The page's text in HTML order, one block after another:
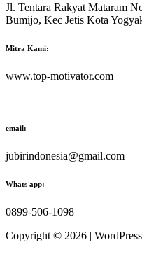
Jl. Tentara Rakyat Mataram
Bumijo, Kec Jetis Kota
Mitra Kami:
www.top-motivator.com
email:
jubirindonesia@gmail.com
Whats app:
0899-506-1098
Copyright © 2026 |